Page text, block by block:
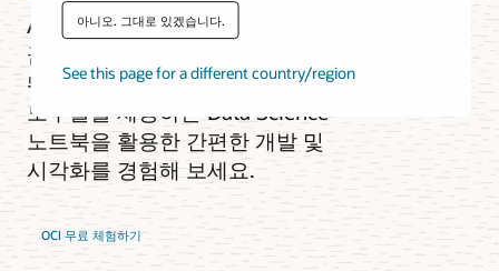
아니오. 그대로 있겠습니다.
See this page for a different country/region
Apache Spark, Hive, Trino, Flink 등을
끊김없이 확장하고 실행할 수 있습니다.
뛰어난 가성비와 익숙한 오픈 소스
도구들을 제공하는 Data Science
노트북을 활용한 간편한 개발 및
시각화를 경험해 보세요.
OCI 무료 체험하기